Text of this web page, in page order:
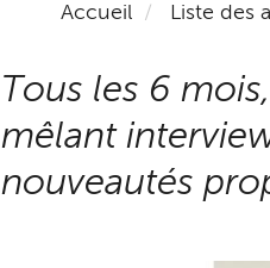
Accueil Liste des
Tous les 6
mêlant
nouveautés